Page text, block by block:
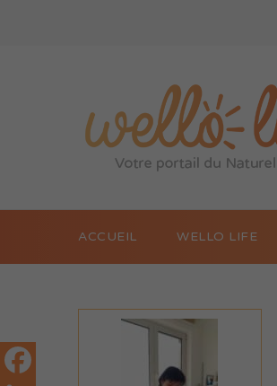
ACCUEIL WELLO LIFE